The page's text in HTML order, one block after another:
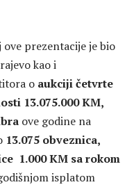
prezentacije je bio
kao i
o aukciji četvrte
13.075.000 KM,
ove godine na
13.075 obveznica,
1.000 KM sa rokom
isplatom